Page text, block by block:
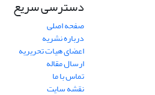
دسترسی سریع
صفحه اصلی
درباره نشریه
اعضای هیات تحریریه
ارسال مقاله
تماس با ما
نقشه سایت